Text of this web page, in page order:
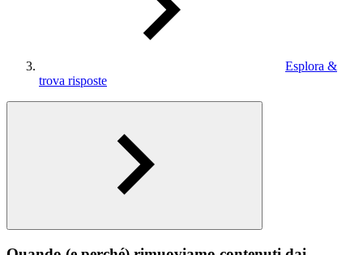
Esplora &
trova risposte